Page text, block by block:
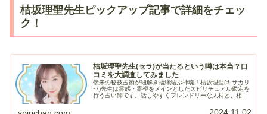
桔坂理聖先生ピックアップ記事で詳細をチェッ
ク！
桔坂理聖先生(セラ)が当たるという噂は本当？口
コミを大調査してみました
伝来の秘技占術が紐解き福縁結ぶ神魂！桔坂理聖(キサカリ
セ)先生は霊感・霊視をメインとしたスピリチュアル鑑定を
行う占い師です。話しやすくフレンドリーな人柄と、相手
2024.11.02